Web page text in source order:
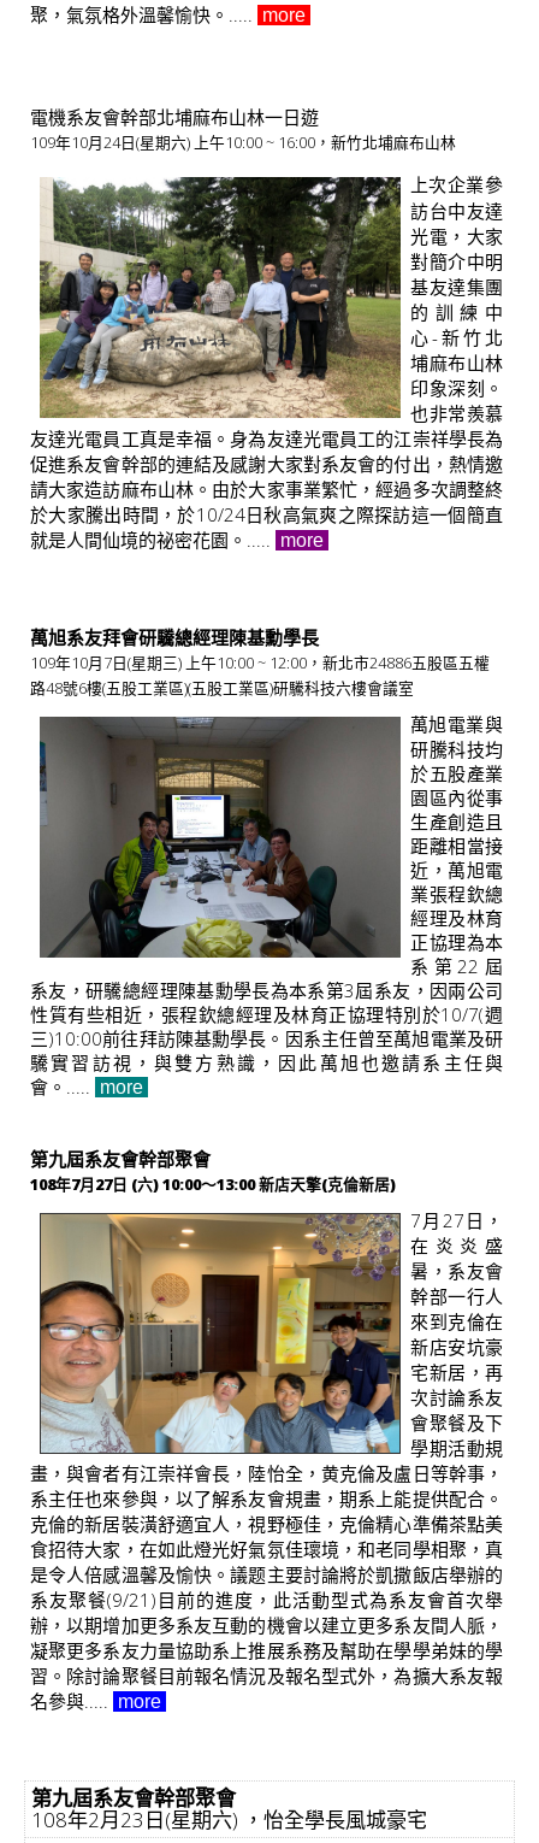
聚，氣氛格外溫馨愉快。​..... more
電機系友會幹部北埔麻布山林一日遊
109年10月24日(星期六) 上午10:00 ~ 16:00，新竹北埔麻布山林
上次企業參
訪台中友達
光電，大家
對簡介中明
基友達集團
的訓練中
心-新竹北
埔麻布山林
印象深刻。
也非常羨慕
友達光電員工真是幸福。身為友達光電員工的江崇祥學長為
促進系友會幹部的連結及感謝大家對系友會的付出，熱情邀
請大家造訪麻布山林。由於大家事業繁忙，經過多次調整終
於大家騰出時間，於10/24日秋高氣爽之際探訪這一個簡直
就是人間仙境的祕密花園。..... more
萬旭系友拜會研驣總經理陳基勳學長
109年10月7日(星期三) 上午10:00 ~ 12:00，新北市24886五股區五權
路48號6樓(五股工業區)(五股工業區)研驣科技六樓會議室
萬旭電業與
研騰科技均
於五股產業
園區內從事
生產創造且
距離相當接
近，萬旭電
業張程欽總
經理及林育
正協理為本
系第22屆
系友，研驣總經理陳基勳學長為本系第3屆系友，因兩公司
性質有些相近，張程欽總經理及林育正協理特別於10/7(週
三)10:00前往拜訪陳基勳學長。因系主任曾至萬旭電業及研
驣實習訪視，與雙方熟識，因此萬旭也邀請系主任與
會。..... more
第九屆系友會幹部聚會
108年7月27日 (六) 10:00～13:00 新店天擎(克倫新居)
7月27日，
在炎炎盛
暑，系友會
幹部一行人
來到克倫在
新店安坑豪
宅新居，再
次討論系友
會聚餐及下
學期活動規
畫，與會者有江崇祥會長，陸怡全，黄克倫及盧日等幹事，
系主任也來參與，以了解系友會規畫，期系上能提供配合。
克倫的新居裝潢舒適宜人，視野極佳，克倫精心準備茶點美
食招待大家，在如此燈光好氣氛佳瓌境，和老同學相聚，真
是令人倍感溫馨及愉快。議题主要討論將於凱撒飯店舉辦的
系友聚餐(9/21)目前的進度，此活動型式為系友會首次舉
辦，以期增加更多系友互動的機會以建立更多系友間人脈，
凝聚更多系友力量協助系上推展系務及幫助在學學弟妹的學
習。除討論聚餐目前報名情況及報名型式外，為擴大系友報
名參與..... more
第九屆系友會幹部聚會
108年2月23日(星期六) ，怡全學長風城豪宅